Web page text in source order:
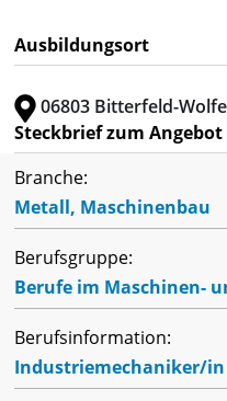
Ausbildungsort
06803 Bitterfeld-
Steckbrief zum Angebot
Branche:
Metall, Maschinenbau
Berufsgruppe:
Berufe im Maschinen-
Berufsinformation:
Industriemechaniker/in